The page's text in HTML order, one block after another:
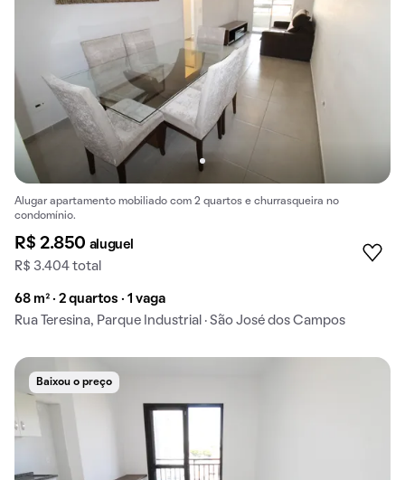
Alugar apartamento mobiliado com 2 quartos e churrasqueira no
condomínio.
R$ 2.850 aluguel
R$ 3.404 total
68 m² · 2 quartos · 1 vaga
Rua Teresina, Parque Industrial · São José dos Campos
Baixou o preço